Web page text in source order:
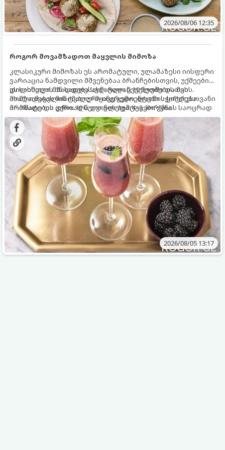
2026/08/06 12:35
როგორ მოვამზადოთ მაყვლის მიმოზა
კლასიკური მიმოზას ეს არომატული, ულამაზესი იისფერი
ვარიაცია ნამდვილი მშვენებაა ბრანჩებისთვის, უქმეების
დილისთვის ან სადღესასწაულო წვეულებებისთვის.
ახალი მაყვლის ტკბილ-მჟავე გემო, ლაიმის ციტრუსოვანი
არომატი და ცქრიალა ღვინის ბუშტუკები ქმნის საოცრად
დახვეწილ და მაგრილებელ კოქტეილს.
ეს სასმელი მზადდება სულ რაღაც 10 წუთში და მის
მომზადებას მინიმალური ინგრედიენტები სჭირდება.
მომზადების დრო: 10 წუთი ულუფა: 4–6 პორცია
2026/08/05 13:17